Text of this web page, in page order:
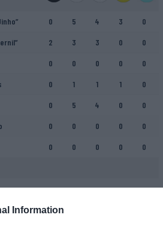
Information
0 5 4 3 0
2 3 3 0 0
0 0 0 0 0
0 1 1 1 0
0 5 4 0 0
0 0 0 0 0
0 0 0 0 0